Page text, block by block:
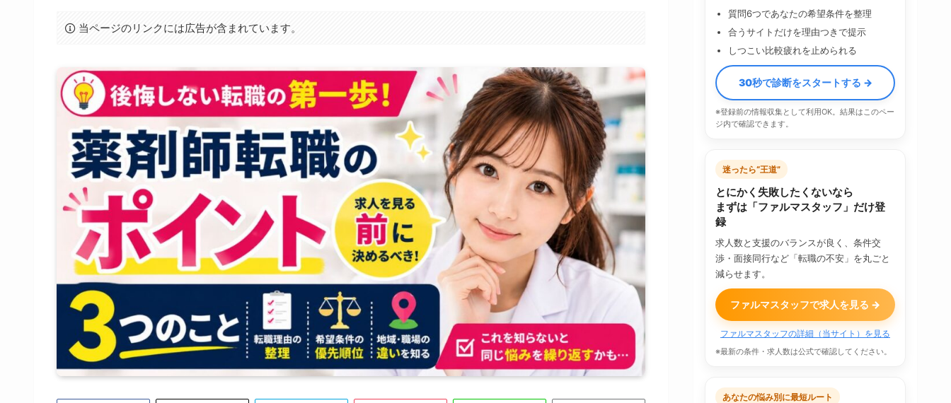
当ページのリンクには広告が含まれています。
質問6つであなたの希望条件を整理
合うサイトだけを理由つきで提示
しつこい比較疲れを止められる
30秒で診断をスタートする →
※登録前の情報収集として利用OK。結果はこのペー
ジ内で確認できます。
迷ったら“王道”
とにかく失敗したくないなら
まずは「ファルマスタッフ」だけ登
録
求人数と支援のバランスが良く、条件交
渉・面接同行など「転職の不安」を丸ごと
減らせます。
ファルマスタッフで求人を見る →
ファルマスタッフの詳細（当サイト）を見る
※最新の条件・求人数は公式で確認してください。
あなたの悩み別に最短ルート